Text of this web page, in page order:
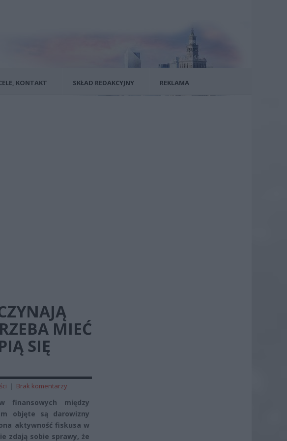
KONTAKT SKŁAD REDAKCYJNY REKLAMA
MIEĆ
SIĘ
| Brak komentarzy
finansowych między
objęte są darowizny
aktywność fiskusa w
zdają sobie sprawy, że